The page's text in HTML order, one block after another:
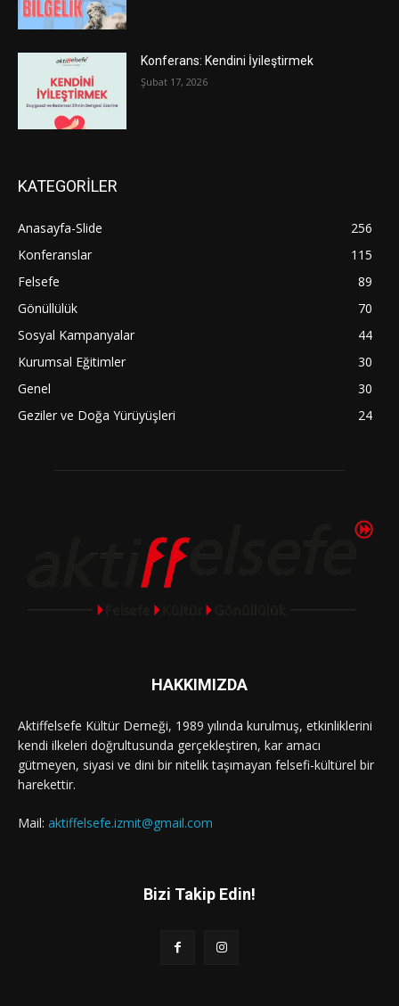
Konferans: Kendini İyileştirmek
Şubat 17, 2026
KATEGORİLER
Anasayfa-Slide
256
Konferanslar
115
Felsefe
89
Gönüllülük
70
Sosyal Kampanyalar
44
Kurumsal Eğitimler
30
Genel
30
Geziler ve Doğa Yürüyüşleri
24
HAKKIMIZDA
Aktiffelsefe Kültür Derneği, 1989 yılında kurulmuş, etkinliklerini
kendi ilkeleri doğrultusunda gerçekleştiren, kar amacı
gütmeyen, siyasi ve dini bir nitelik taşımayan felsefi-kültürel bir
harekettir.
Mail: aktiffelsefe.izmit@gmail.com
Bizi Takip Edin!